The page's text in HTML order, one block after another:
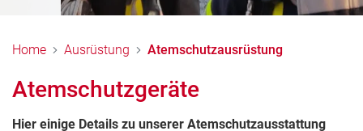
Home Ausrüstung Atemschutzausrüstung
Atemschutzgeräte
Hier einige Details zu unserer Atemschutzausstattung